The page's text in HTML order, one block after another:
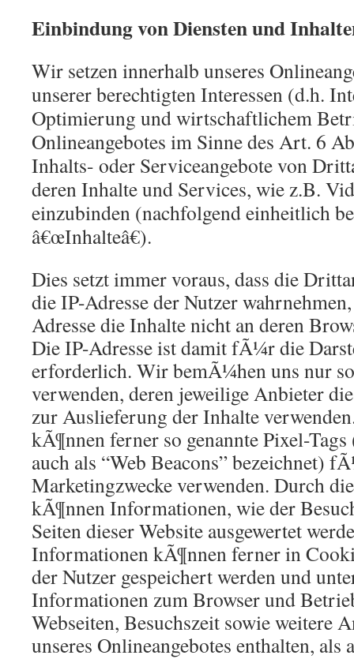
Einbindung von Diensten und
Wir setzen innerhalb unseres
unserer berechtigten Interessen (d.h.
Optimierung und wirtschaftlichem
Onlineangebotes im Sinne des Art. 6
Inhalts- oder Serviceangebote von
deren Inhalte und Services, wie z.B.
einzubinden (nachfolgend einheitlich
â€œInhalteâ€).
Dies setzt immer voraus, dass die
die IP-Adresse der Nutzer
Adresse die Inhalte nicht an deren
Die IP-Adresse ist damit fÃ¼r die
erforderlich. Wir bemÃ¼hen uns nur
verwenden, deren jeweilige Anbieter
zur Auslieferung der Inhalte
kÃ¶nnen ferner so genannte Pixel-
auch als “Web Beacons” bezeichnet)
Marketingzwecke verwenden. Durch
kÃ¶nnen Informationen, wie der
Seiten dieser Website ausgewertet
Informationen kÃ¶nnen ferner in
der Nutzer gespeichert werden und
Informationen zum Browser und
Webseiten, Besuchszeit sowie weitere
unseres Onlineangebotes enthalten, als